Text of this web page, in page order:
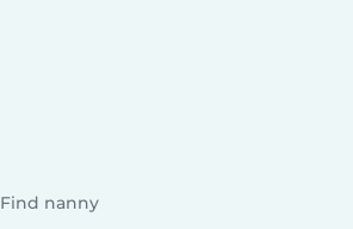
Find nanny